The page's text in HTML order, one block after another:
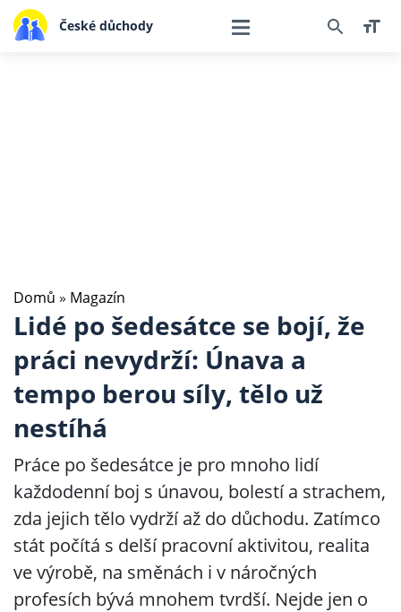
České důchody
Domů » Magazín
Lidé po šedesátce se bojí, že
práci nevydrží: Únava a
tempo berou síly, tělo už
nestíhá
Práce po šedesátce je pro mnoho lidí
každodenní boj s únavou, bolestí a strachem,
zda jejich tělo vydrží až do důchodu. Zatímco
stát počítá s delší pracovní aktivitou, realita
ve výrobě, na směnách i v náročných
profesích bývá mnohem tvrdší. Nejde jen o